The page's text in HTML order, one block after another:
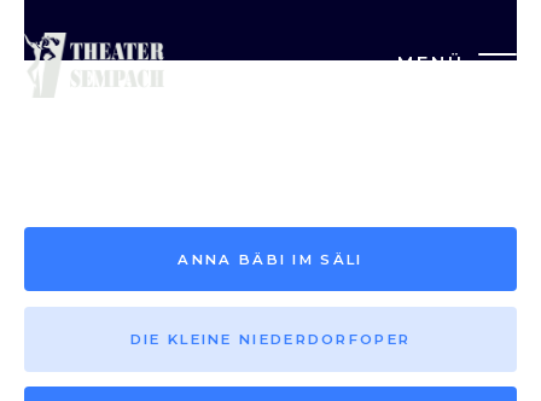
MENÜ
Saison vor 2013
ANNA BÄBI IM SÄLI
DIE KLEINE NIEDERDORFOPER